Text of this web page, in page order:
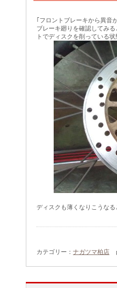
｢フロントブレーキから異音
ブレーキ廻りを確認してみ
トでディスクを削っている状
ディスクも薄くなりこうなる
カテゴリー： ナガツマ柏店